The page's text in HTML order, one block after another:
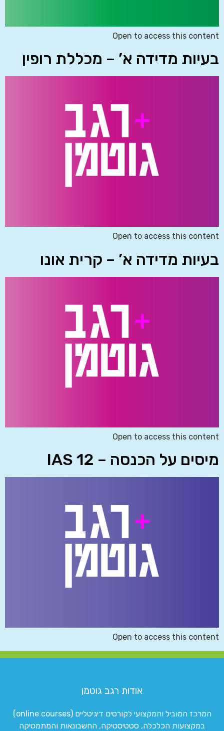
Open to access this content
בעיות מדידה א’ – מכללת רופין
Open to access this content
בעיות מדידה א’ – קרית אונו
Open to access this content
מיסים על הכנסה – IAS 12
Open to access this content
אודות רגב גוטמן
המרכז המוביל והמקצועי לקורסים דיגיטליים (online courses)
במקצועות הכלכלה, סטטיסטיקה, החשבונאות והמתמטיקה